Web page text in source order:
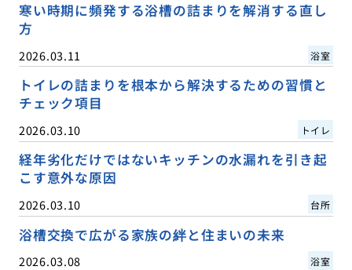
寒い時期に頻発する浴槽の詰まりを解消する直し
方
2026.03.11 浴室
トイレの詰まりを根本から解決するための習慣と
チェック項目
2026.03.10 トイレ
経年劣化だけではないキッチンの水漏れを引き起
こす意外な原因
2026.03.10 台所
浴槽交換で広がる家族の絆と住まいの未来
2026.03.08 浴室